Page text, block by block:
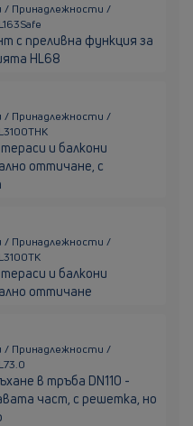
/ Принадлежности /
с преливна функция за
HL68
/ Принадлежности /
и балкони
оттичане, с
/ Принадлежности /
и балкони
оттичане
/ Принадлежности /
в тръба DN110 -
част, с решетка, но